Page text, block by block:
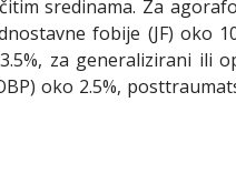
sredinama. Za
fobije (JF) oko
za generalizirani ili
oko 2.5%,